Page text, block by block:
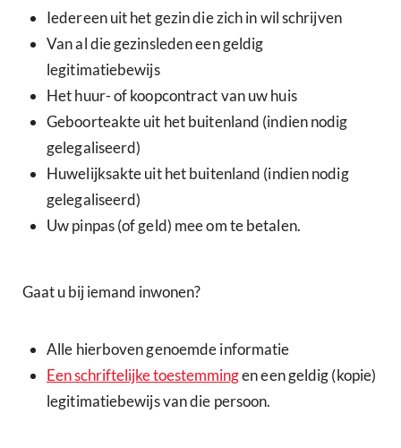
Iedereen uit het gezin die zich in wil schrijven
Van al die gezinsleden een geldig
legitimatiebewijs
Het huur- of koopcontract van uw huis
Geboorteakte uit het buitenland (indien nodig
gelegaliseerd)
Huwelijksakte uit het buitenland (indien nodig
gelegaliseerd)
Uw pinpas (of geld) mee om te betalen.
Gaat u bij iemand inwonen?
Alle hierboven genoemde informatie
Een schriftelijke toestemmingen een geldig (kopie)
legitimatiebewijs van die persoon.